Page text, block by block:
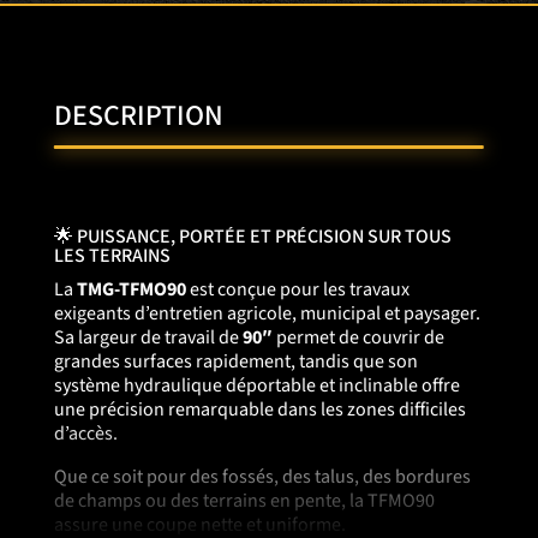
DESCRIPTION
🌟 PUISSANCE, PORTÉE ET PRÉCISION SUR TOUS
LES TERRAINS
LaTMG-TFMO90est conçue pour les travaux
exigeants d’entretien agricole, municipal et paysager.
Sa largeur de travail de90″ permet de couvrir de
grandes surfaces rapidement, tandis que son
système hydraulique déportable et inclinable offre
une précision remarquable dans les zones difficiles
d’accès.
Que ce soit pour des fossés, des talus, des bordures
de champs ou des terrains en pente, la TFMO90
assure une coupe nette et uniforme.